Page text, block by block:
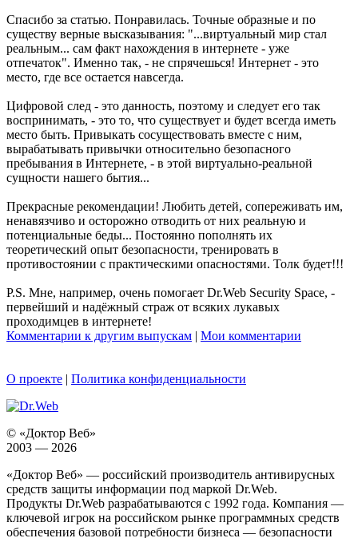
Спасибо за статью. Понравилась. Точные образные и по
существу верные высказывания: "...виртуальный мир стал
реальным... сам факт нахождения в интернете - уже
отпечаток". Именно так, - не спрячешься! Интернет - это
место, где все остается навсегда.
Цифровой след - это данность, поэтому и следует его так
воспринимать, - это то, что существует и будет всегда иметь
место быть. Привыкать сосуществовать вместе с ним,
вырабатывать привычки относительно безопасного
пребывания в Интернете, - в этой виртуально-реальной
сущности нашего бытия...
Прекрасные рекомендации! Любить детей, сопереживать им,
ненавязчиво и осторожно отводить от них реальную и
потенциальные беды... Постоянно пополнять их
теоретический опыт безопасности, тренировать в
противостоянии с практическими опасностями. Толк будет!!!
P.S. Мне, например, очень помогает Dr.Web Security Space, -
первейший и надёжный страж от всяких лукавых
проходимцев в интернете!
Комментарии к другим выпускам | Мои комментарии
О проекте | Политика конфиденциальности
© «Доктор Веб»
2003 — 2026
«Доктор Веб» — российский производитель антивирусных
средств защиты информации под маркой Dr.Web.
Продукты Dr.Web разрабатываются с 1992 года. Компания —
ключевой игрок на российском рынке программных средств
обеспечения базовой потребности бизнеса — безопасности